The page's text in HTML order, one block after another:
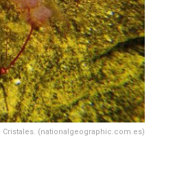
Cristales. (nationalgeographic.com.es)